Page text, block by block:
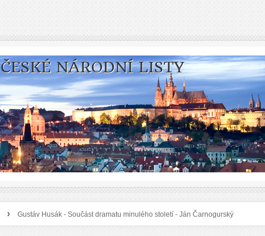
ČESKÉ NÁRODNÍ LISTY
› Gustáv Husák - Součást dramatu minulého století - Ján Čarnogurský